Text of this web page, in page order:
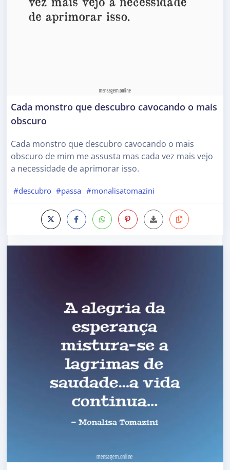
Cada monstro que descubro cavocando o mais
obscuro
Cada monstro que descubro cavocando o mais
obscuro de mim me assusta mas cada vez mais vejo
a necessidade de aprimorar isso.
#descubro #passa #monalisatomazini